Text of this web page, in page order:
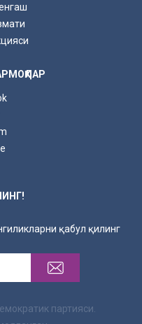
қабул қилинг
партияси.